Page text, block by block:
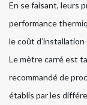
En se faisant, leurs
performance
le coût d’installation
Le mètre carré est
recommandé de
établis par les